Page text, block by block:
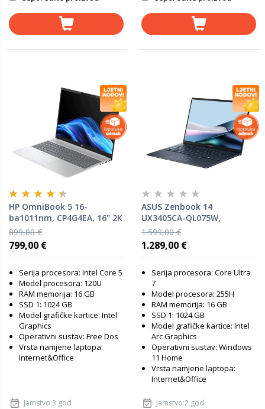
HP OmniBook 5 16-
ba1011nm, CP4G4EA, 16" 2K
OLED, Intel Core 5 120U,
16GB RAM, 1TB SSD, Intel
Graphics, FreeDOS, laptop
899,00 €
799,00 €
Serija procesora: Intel Core 5
Model procesora: 120U
RAM memorija: 16 GB
SSD 1: 1024 GB
Model grafičke kartice: Intel
Graphics
Operativni sustav: Free Dos
Vrsta namjene laptopa:
Internet&Office
Jamstvo:3 god
ASUS Zenbook 14
UX3405CA-QL075W,
90NB14W3-M00ZE0, 14''
WUXGA OLED Touch screen,
Intel Ultra 7 255H, 16GB
Graphics, Windows 11
Home, laptop
1.599,00 €
1.289,00 €
Serija procesora: Core Ultra
7
Model procesora: 255H
RAM memorija: 16 GB
SSD 1: 1024 GB
Model grafičke kartice: Intel
Arc Graphics
Operativni sustav: Windows
11 Home
Vrsta namjene laptopa:
Internet&Office
Jamstvo:2 god